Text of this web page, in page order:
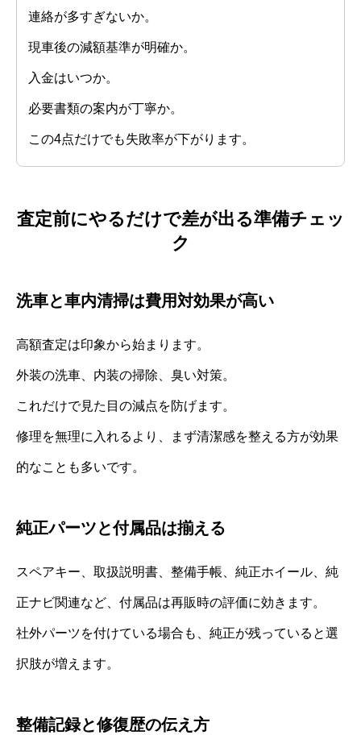
連絡が多すぎないか。
現車後の減額基準が明確か。
入金はいつか。
必要書類の案内が丁寧か。
この4点だけでも失敗率が下がります。
査定前にやるだけで差が出る準備チェッ
ク
洗車と車内清掃は費用対効果が高い
高額査定は印象から始まります。
外装の洗車、内装の掃除、臭い対策。
これだけで見た目の減点を防げます。
修理を無理に入れるより、まず清潔感を整える方が効果
的なことも多いです。
純正パーツと付属品は揃える
スペアキー、取扱説明書、整備手帳、純正ホイール、純
正ナビ関連など、付属品は再販時の評価に効きます。
社外パーツを付けている場合も、純正が残っていると選
択肢が増えます。
整備記録と修復歴の伝え方